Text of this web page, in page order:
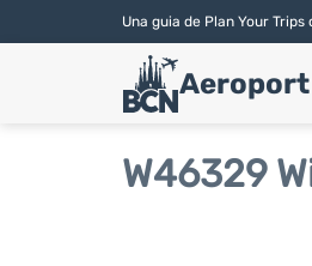
Una guia de Plan Your
Aeroport
W46329